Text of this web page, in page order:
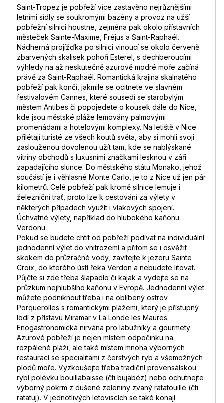
Saint-Tropez je pobřeží více zastavěno nejrůznějšími
letními sídly se soukromými bazény a provoz na užší
pobřežní silnici houstne, zejména pak okolo přístavních
městeček Sainte-Maxime, Fréjus a Saint-Raphaël.
Nádherná projížďka po silnici vinoucí se okolo červeně
zbarvených skalisek pohoří Esterel, s dechberoucími
výhledy na až neskutečně azurově modré moře začíná
právě za Saint-Raphaël. Romantická krajina skalnatého
pobřeží pak končí, jakmile se ocitnete ve slavném
festivalovém Cannes, které sousedí se starobylým
městem Antibes či popojedete o kousek dále do Nice,
kde jsou městské pláže lemovány palmovými
promenádami a hotelovými komplexy. Na letiště v Nice
přilétají turisté ze všech koutů světa, aby si mohli svoji
zaslouženou dovolenou užít tam, kde se nablýskané
vitríny obchodů s luxusními značkami lesknou v záři
zapadajícího slunce. Do městského státu Monako, jehož
součástí je i věhlasné Monte Carlo, je to z Nice už jen pár
kilometrů. Celé pobřeží pak kromě silnice lemuje i
železniční trať, proto lze k cestování za výlety v
některých případech využít i vlakových spojení.
Úchvatné výlety, například do hlubokého kaňonu
Verdonu
Pokud se budete chtít od pobřeží podívat na individuální
jednodenní výlet do vnitrozemí a přitom se i osvěžit
skokem do průzračné vody, zavítejte k jezeru Sainte
Croix, do kterého ústí řeka Verdon a nebudete litovat.
Půjčte si zde třeba šlapadlo či kajak a vydejte se na
průzkum nejhlubšího kaňonu v Evropě. Jednodenní výlet
můžete podniknout třeba i na oblíbený ostrov
Porquerolles s romantickými plážemi, který je přístupný
lodí z přístavu Miramar v La Londe les Maures.
Enogastronomická nirvána pro labužníky a gourmety
Azurové pobřeží je nejen místem odpočinku na
rozpálené pláži, ale také místem mnoha výborných
restaurací se specialitami z čerstvých ryb a všemožných
plodů moře. Vyzkoušejte třeba tradiční provensálskou
rybí polévku bouillabaisse (čti bujabéz) nebo ochutnejte
výborný pokrm z dušené zeleniny zvaný ratatouille (čti
ratatuj). V jednotlivých letoviscích se také konají